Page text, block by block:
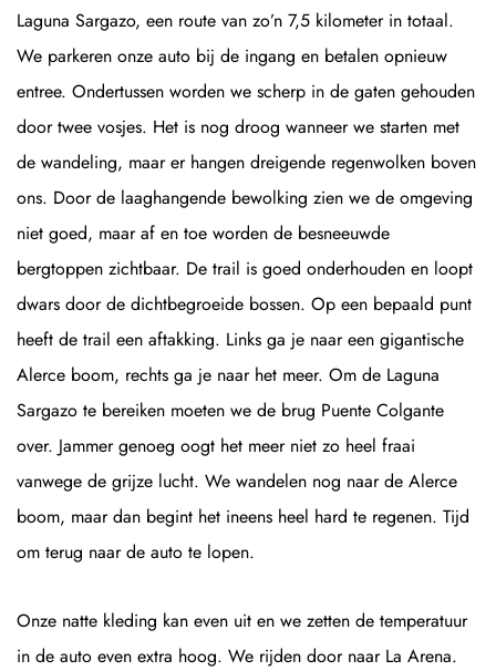
Laguna Sargazo, een route van zo’n 7,5 kilometer in totaal.
We parkeren onze auto bij de ingang en betalen opnieuw
entree. Ondertussen worden we scherp in de gaten gehouden
door twee vosjes. Het is nog droog wanneer we starten met
de wandeling, maar er hangen dreigende regenwolken boven
ons. Door de laaghangende bewolking zien we de omgeving
niet goed, maar af en toe worden de besneeuwde
bergtoppen zichtbaar. De trail is goed onderhouden en loopt
dwars door de dichtbegroeide bossen. Op een bepaald punt
heeft de trail een aftakking. Links ga je naar een gigantische
Alerce boom, rechts ga je naar het meer. Om de Laguna
Sargazo te bereiken moeten we de brug Puente Colgante
over. Jammer genoeg oogt het meer niet zo heel fraai
vanwege de grijze lucht. We wandelen nog naar de Alerce
boom, maar dan begint het ineens heel hard te regenen. Tijd
om terug naar de auto te lopen.
Onze natte kleding kan even uit en we zetten de temperatuur
in de auto even extra hoog. We rijden door naar La Arena.